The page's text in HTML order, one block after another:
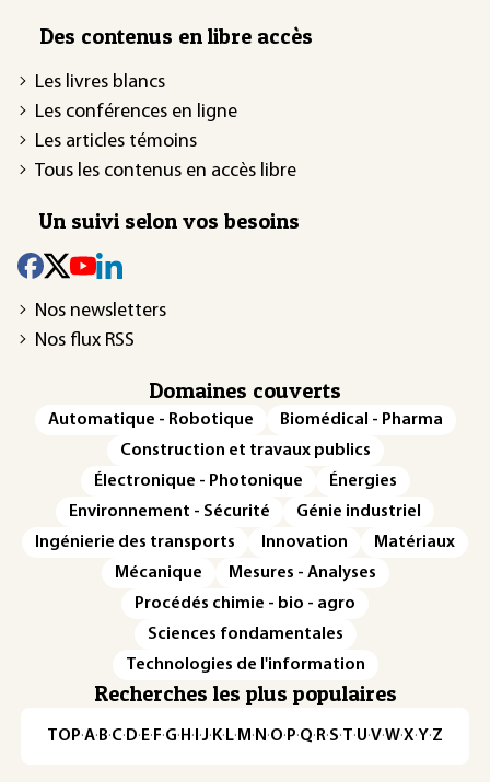
Des contenus en libre accès
Les livres blancs
Les conférences en ligne
Les articles témoins
Tous les contenus en accès libre
Un suivi selon vos besoins
Nos newsletters
Nos flux RSS
Domaines couverts
Automatique - Robotique
Biomédical - Pharma
Construction et travaux publics
Électronique - Photonique
Énergies
Environnement - Sécurité
Génie industriel
Ingénierie des transports
Innovation
Matériaux
Mécanique
Mesures - Analyses
Procédés chimie - bio - agro
Sciences fondamentales
Technologies de l'information
Recherches les plus populaires
TOP·A·B·C·D·E·F·G·H·I·J·K·L·M·N·O·P·Q·R·S·T·U·V·W·X·Y·Z